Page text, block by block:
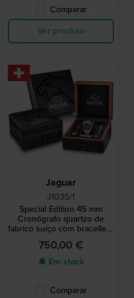
Comparar
Ver produto
Jaguar
J1035/1
Special Edition 45 mm
Cronógrafo quartzo de
fabrico suíço com bracellete
extra de borracha
750,00 €
● Em stock
Comparar